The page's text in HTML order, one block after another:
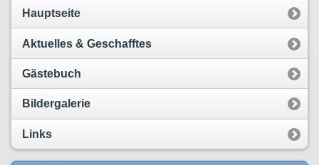
Hauptseite
Aktuelles & Geschafftes
Gästebuch
Bildergalerie
Links